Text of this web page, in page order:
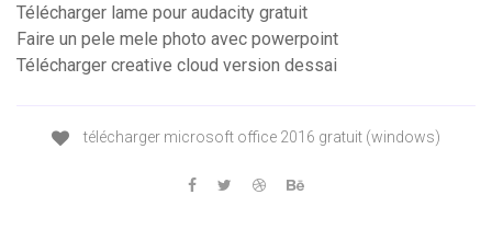
Télécharger lame pour audacity gratuit
Faire un pele mele photo avec powerpoint
Télécharger creative cloud version dessai
télécharger microsoft office 2016 gratuit (windows)